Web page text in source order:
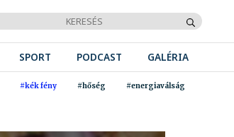
SPORT PODCAST GALÉRIA
#kék fény #hőség #energiaválság